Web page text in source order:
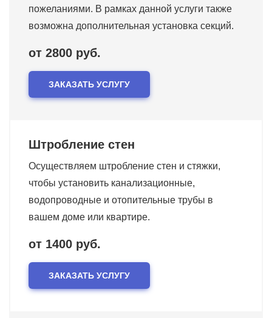
пожеланиями. В рамках данной услуги также
возможна дополнительная установка секций.
от 2800 руб.
ЗАКАЗАТЬ УСЛУГУ
Штробление стен
Осуществляем штробление стен и стяжки,
чтобы установить канализационные,
водопроводные и отопительные трубы в
вашем доме или квартире.
от 1400 руб.
ЗАКАЗАТЬ УСЛУГУ